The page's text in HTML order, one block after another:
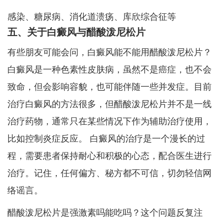
感染、糖尿病、消化道溃疡、库欣综合征等
五、关于白癜风与醋酸泼尼松片
有些朋友可能会问，白癜风能不能用醋酸泼尼松片？
白癜风是一种色素性皮肤病，虽然不是癌症，也不会
致命，但会影响容貌，也可能伴随一些并发症。目前
治疗白癜风的方法很多，但醋酸泼尼松片并不是一线
治疗药物，通常只在某些情况下作为辅助治疗使用，
比如控制炎症反应。 白癜风的治疗是一个漫长的过
程，需要患者保持耐心和积极的心态，配合医生进行
治疗。记住，任何偏方、秘方都不可信，切勿轻信网
络谣言。
醋酸泼尼松片是强激素吗能吃吗？这个问题反复注